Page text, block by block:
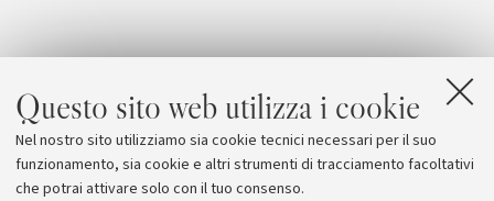
Questo sito web utilizza i cookie
Nel nostro sito utilizziamo sia cookie tecnici necessari per il suo
funzionamento, sia cookie e altri strumenti di tracciamento facoltativi
che potrai attivare solo con il tuo consenso.